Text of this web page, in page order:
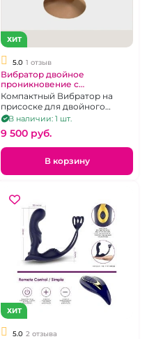
ХИТ
5.0 1 отзыв
Вибратор двойное
проникновение с
беспроводным пультом
"Yunman"
Компактный Вибратор на
присоске для двойного
проникновения с д\у
В наличии: 1 шт.
9 500 pуб.
В корзину
ХИТ
5.0 2 отзыва